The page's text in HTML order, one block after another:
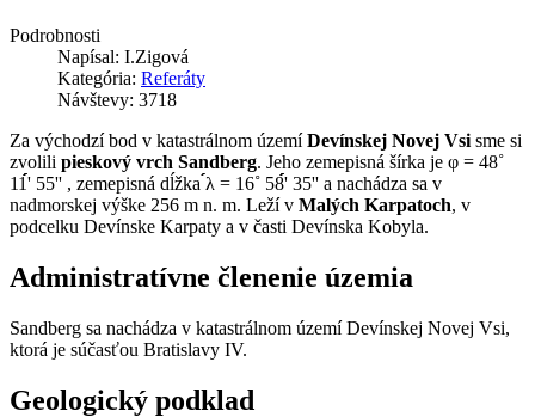
Podrobnosti
Napísal: I.Zigová
Kategória: Referáty
Návštevy: 3718
Za východzí bod v katastrálnom územíDevínskej Novej Vsi sme si
zvolili pieskový vrch Sandberg. Jeho zemepisná šírka je φ = 48˚
11́́́́́' 55'' , zemepisná dĺžka ́́́λ = 16˚ 58́́́́́' 35'' a nachádza sa v
nadmorskej výške 256 m n. m. Leží v Malých Karpatoch, v
podcelku Devínske Karpaty a v časti Devínska Kobyla.
Administratívne členenie územia
Sandberg sa nachádza v katastrálnom území Devínskej Novej Vsi,
ktorá je súčasťou Bratislavy IV.
Geologický podklad